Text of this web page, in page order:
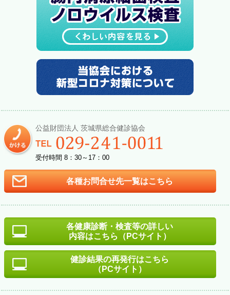
公益財団法人 茨城県総合健診協会
受付時間 8：30～17：00
各種お問合せ先一覧はこちら
各健康診断・検査等の詳しい
内容はこちら（PCサイト）
健診結果の再発行はこちら
（PCサイト）